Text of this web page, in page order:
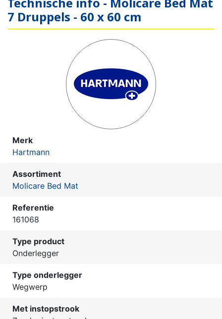
7 Druppels - 60 x 60 cm
Merk
Hartmann
Assortiment
Molicare Bed Mat
Referentie
161068
Type product
Onderlegger
Type onderlegger
Wegwerp
Met instopstrook